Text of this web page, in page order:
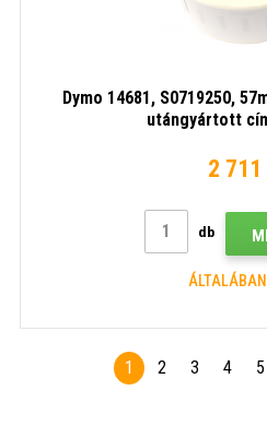
Dymo 14681, S0719250,
utángyártott
2
db
1 2 3 4 5